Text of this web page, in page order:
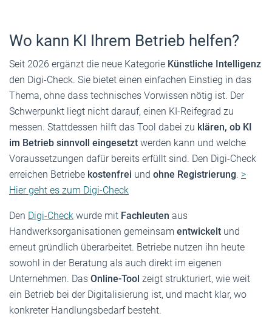
Wo kann KI Ihrem Betrieb helfen?
Seit 2026 ergänzt die neue Kategorie Künstliche Intelligenz
den Digi-Check. Sie bietet einen einfachen Einstieg in das
Thema, ohne dass technisches Vorwissen nötig ist. Der
Schwerpunkt liegt nicht darauf, einen KI-Reifegrad zu
messen. Stattdessen hilft das Tool dabei zu klären, ob KI
im Betrieb sinnvoll eingesetzt werden kann und welche
Voraussetzungen dafür bereits erfüllt sind. Den Digi-Check
erreichen Betriebe kostenfrei und ohne Registrierung. >
Hier geht es zum Digi-Check
Den Digi-Check wurde mit Fachleuten aus
Handwerksorganisationen gemeinsam entwickelt und
erneut gründlich überarbeitet. Betriebe nutzen ihn heute
sowohl in der Beratung als auch direkt im eigenen
Unternehmen. Das Online-Tool zeigt strukturiert, wie weit
ein Betrieb bei der Digitalisierung ist, und macht klar, wo
konkreter Handlungsbedarf besteht.